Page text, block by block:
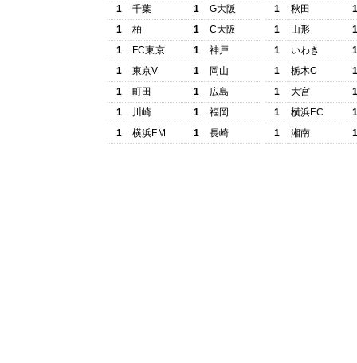
1
千葉 1
G大阪
1
柏 1
C大阪
1
FC東京 1
神戸
1
東京V 1
岡山
1
町田 1
広島
1
川崎 1
福岡
1
横浜FM 1 長崎
1
秋田
1
山形
1
いわき
1
栃木C
1
大宮
1
横浜FC
1
湘南